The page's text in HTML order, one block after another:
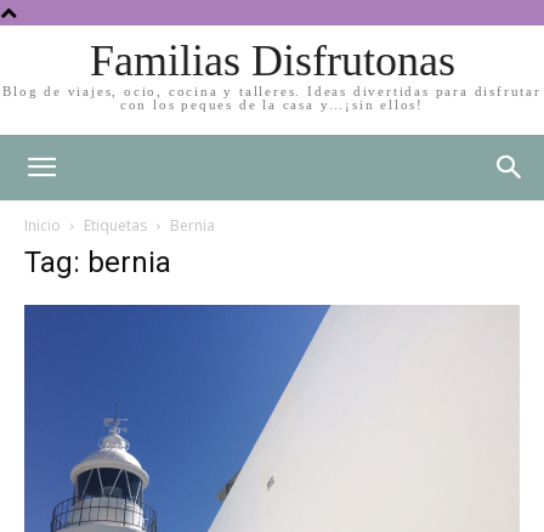
Familias Disfrutonas
Blog de viajes, ocio, cocina y talleres. Ideas divertidas para disfrutar
con los peques de la casa y…¡sin ellos!
Inicio Etiquetas Bernia
Tag: bernia